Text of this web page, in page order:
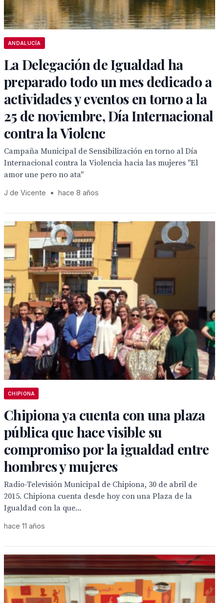
ANDALUCÍA
La Delegación de Igualdad ha
preparado todo un mes dedicado a
actividades y eventos en torno a la
25 de noviembre, Día Internacional
contra la Violenc
Campaña Municipal de Sensibilización en torno al Día
Internacional contra la Violencia hacia las mujeres "El
amor une pero no ata"
J de Vicente • hace 8 años
CHIPIONA
Chipiona ya cuenta con una plaza
pública que hace visible su
compromiso por la igualdad entre
hombres y mujeres
Radio-Televisión Municipal de Chipiona, 30 de abril de
2015. Chipiona cuenta desde hoy con una Plaza de la
Igualdad con la que...
hace 11 años